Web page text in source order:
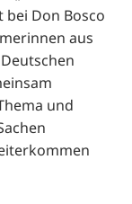
bei Don Bosco
aus
und